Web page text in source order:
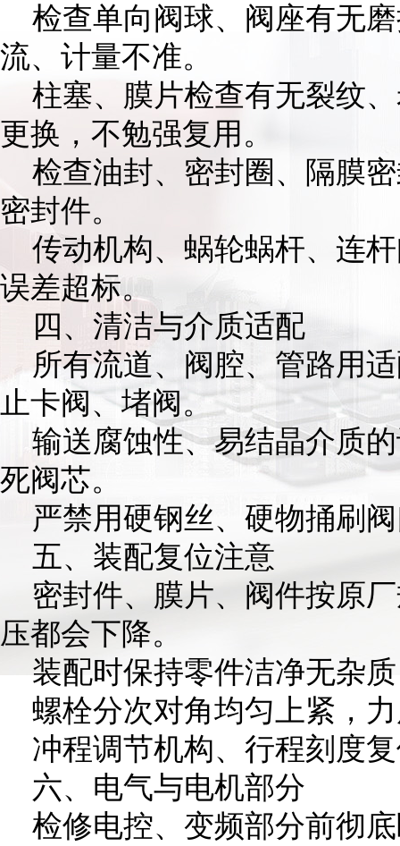
检查单向阀球、阀座有无
流、计量不准。
柱塞、膜片检查有无裂纹
更换，不勉强复用。
检查油封、密封圈、隔膜
密封件。
传动机构、蜗轮蜗杆、连
误差超标。
四、清洁与介质适配
所有流道、阀腔、管路用
止卡阀、堵阀。
输送腐蚀性、易结晶介质
死阀芯。
严禁用硬钢丝、硬物捅刷
五、装配复位注意
密封件、膜片、阀件按原
压都会下降。
装配时保持零件洁净无杂质
螺栓分次对角均匀上紧，
冲程调节机构、行程刻度
六、电气与电机部分
检修电控、变频部分前彻